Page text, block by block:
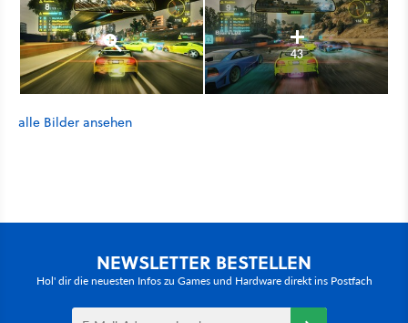
43
alle Bilder ansehen
NEWSLETTER BESTELLEN
Hol' dir die neuesten Infos zu Games und Hardware direkt ins Postfach